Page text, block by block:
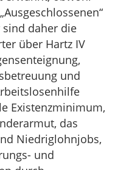
daher die
über Hartz IV
und
Existenzminimum,
das
Niedriglohnjobs,
und